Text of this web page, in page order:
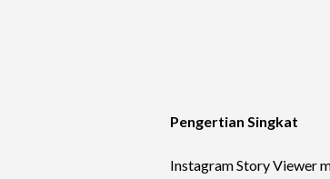
Pengertian Singkat
Instagram Story Viewer